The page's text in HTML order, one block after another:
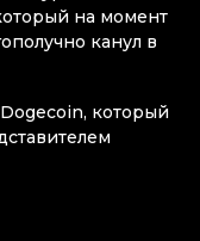
на момент
канул в
который